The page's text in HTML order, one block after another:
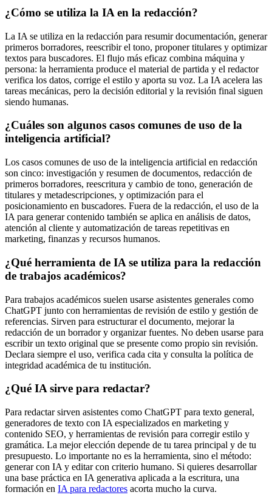
¿Cómo se utiliza la IA en la redacción?
La IA se utiliza en la redacción para resumir documentación, generar
primeros borradores, reescribir el tono, proponer titulares y optimizar
textos para buscadores. El flujo más eficaz combina máquina y
persona: la herramienta produce el material de partida y el redactor
verifica los datos, corrige el estilo y aporta su voz. La IA acelera las
tareas mecánicas, pero la decisión editorial y la revisión final siguen
siendo humanas.
¿Cuáles son algunos casos comunes de uso de la
inteligencia artificial?
Los casos comunes de uso de la inteligencia artificial en redacción
son cinco: investigación y resumen de documentos, redacción de
primeros borradores, reescritura y cambio de tono, generación de
titulares y metadescripciones, y optimización para el
posicionamiento en buscadores. Fuera de la redacción, el uso de la
IA para generar contenido también se aplica en análisis de datos,
atención al cliente y automatización de tareas repetitivas en
marketing, finanzas y recursos humanos.
¿Qué herramienta de IA se utiliza para la redacción
de trabajos académicos?
Para trabajos académicos suelen usarse asistentes generales como
ChatGPT junto con herramientas de revisión de estilo y gestión de
referencias. Sirven para estructurar el documento, mejorar la
redacción de un borrador y organizar fuentes. No deben usarse para
escribir un texto original que se presente como propio sin revisión.
Declara siempre el uso, verifica cada cita y consulta la política de
integridad académica de tu institución.
¿Qué IA sirve para redactar?
Para redactar sirven asistentes como ChatGPT para texto general,
generadores de texto con IA especializados en marketing y
contenido SEO, y herramientas de revisión para corregir estilo y
gramática. La mejor elección depende de tu tarea principal y de tu
presupuesto. Lo importante no es la herramienta, sino el método:
generar con IA y editar con criterio humano. Si quieres desarrollar
una base práctica en IA generativa aplicada a la escritura, una
formación en IA para redactores acorta mucho la curva.